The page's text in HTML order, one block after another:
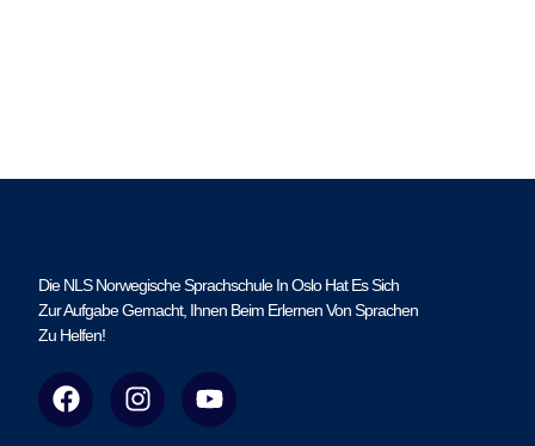
Die NLS Norwegische Sprachschule In Oslo Hat Es Sich
Zur Aufgabe Gemacht, Ihnen Beim Erlernen Von Sprachen
Zu Helfen!
F
a
I
n
Y
o